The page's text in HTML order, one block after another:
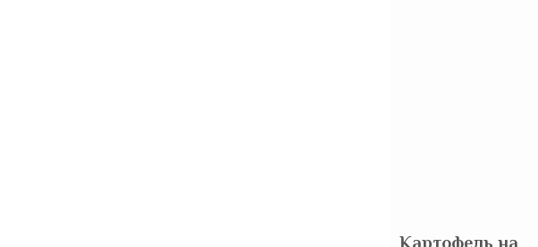
Картофель на